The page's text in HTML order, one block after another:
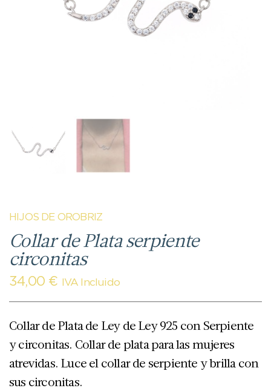
HIJOS DE OROBRIZ
Collar de Plata serpiente
circonitas
34,00 € IVA Incluido
Collar de Plata de Ley de Ley 925 con Serpiente
y circonitas. Collar de plata para las mujeres
atrevidas. Luce el collar de serpiente y brilla con
sus circonitas.